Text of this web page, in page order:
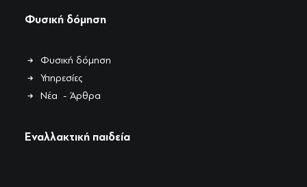
Φυσική δόμηση
Φυσική δόμηση
Υπηρεσίες
Νέα - Άρθρα
Εναλλακτική παιδεία